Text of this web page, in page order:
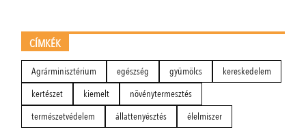
CÍMKÉK
Agrárminisztérium egészség gyümölcs
kereskedelem
kertészet
kiemelt
növénytermesztés
természetvédelem
állattenyésztés élelmiszer